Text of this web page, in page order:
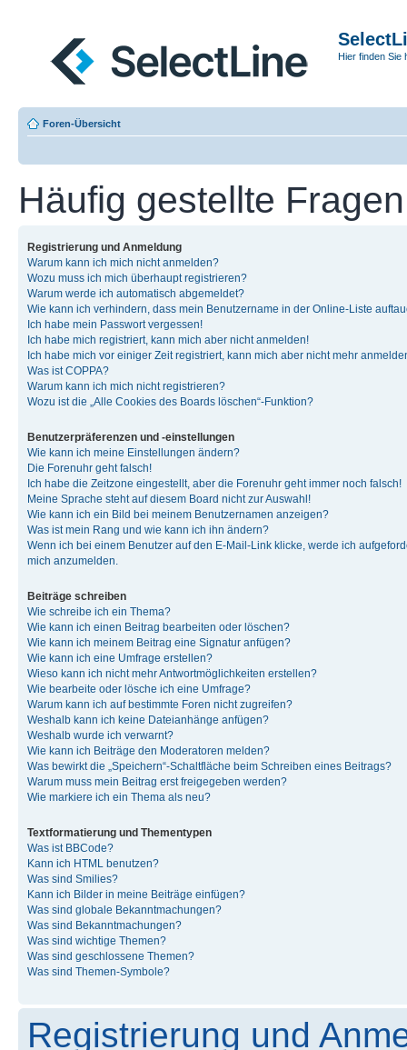
Hier finden Sie
Foren-Übersicht
Häufig gestellte Fragen
Registrierung und Anmeldung
Warum kann ich mich nicht anmelden?
Wozu muss ich mich überhaupt registrieren?
Warum werde ich automatisch abgemeldet?
Wie kann ich verhindern, dass mein Benutzername in der Online-Liste
Ich habe mein Passwort vergessen!
Ich habe mich registriert, kann mich aber nicht anmelden!
Ich habe mich vor einiger Zeit registriert, kann mich aber nicht mehr
Was ist COPPA?
Warum kann ich mich nicht registrieren?
Wozu ist die „Alle Cookies des Boards löschen“-Funktion?
Benutzerpräferenzen und -einstellungen
Wie kann ich meine Einstellungen ändern?
Die Forenuhr geht falsch!
Ich habe die Zeitzone eingestellt, aber die Forenuhr geht immer noch falsch!
Meine Sprache steht auf diesem Board nicht zur Auswahl!
Wie kann ich ein Bild bei meinem Benutzernamen anzeigen?
Was ist mein Rang und wie kann ich ihn ändern?
Wenn ich bei einem Benutzer auf den E-Mail-Link klicke, werde ich
mich anzumelden.
Beiträge schreiben
Wie schreibe ich ein Thema?
Wie kann ich einen Beitrag bearbeiten oder löschen?
Wie kann ich meinem Beitrag eine Signatur anfügen?
Wie kann ich eine Umfrage erstellen?
Wieso kann ich nicht mehr Antwortmöglichkeiten erstellen?
Wie bearbeite oder lösche ich eine Umfrage?
Warum kann ich auf bestimmte Foren nicht zugreifen?
Weshalb kann ich keine Dateianhänge anfügen?
Weshalb wurde ich verwarnt?
Wie kann ich Beiträge den Moderatoren melden?
Was bewirkt die „Speichern“-Schaltfläche beim Schreiben eines Beitrags?
Warum muss mein Beitrag erst freigegeben werden?
Wie markiere ich ein Thema als neu?
Textformatierung und Thementypen
Was ist BBCode?
Kann ich HTML benutzen?
Was sind Smilies?
Kann ich Bilder in meine Beiträge einfügen?
Was sind globale Bekanntmachungen?
Was sind Bekanntmachungen?
Was sind wichtige Themen?
Was sind geschlossene Themen?
Was sind Themen-Symbole?
Registrierung und